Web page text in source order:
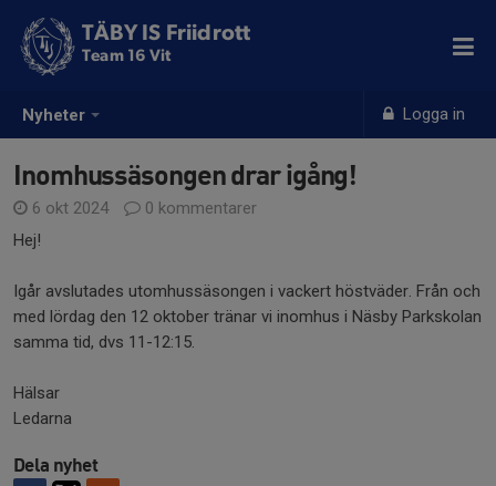
Nyheter Logga in
TÄBY IS Friidrott
Team 16 Vit
Inomhussäsongen drar igång!
6 okt 2024
0 kommentarer
Hej!
Igår avslutades utomhussäsongen i vackert höstväder. Från och
med lördag den 12 oktober tränar vi inomhus i Näsby Parkskolan
samma tid, dvs 11-12:15.
Hälsar
Ledarna
Dela nyhet